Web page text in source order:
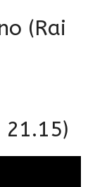
(Rai
21.15)